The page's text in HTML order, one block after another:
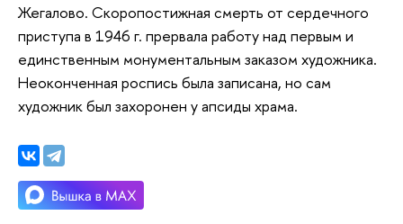
Жегалово. Скоропостижная смерть от сердечного
приступа в 1946 г. прервала работу над первым и
единственным монументальным заказом художника.
Неоконченная роспись была записана, но сам
художник был захоронен у апсиды храма.